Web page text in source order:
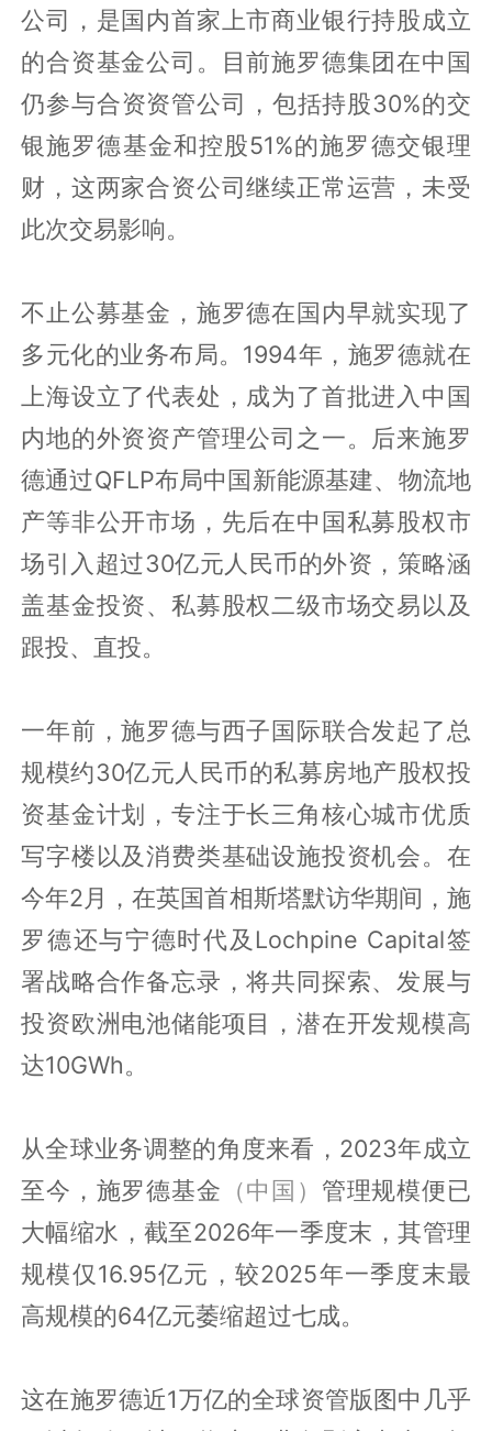
公司，是国内首家上市商业银行持股成立
的合资基金公司。目前施罗德集团在中国
仍参与合资资管公司，包括持股30%的交
银施罗德基金和控股51%的施罗德交银理
财，这两家合资公司继续正常运营，未受
此次交易影响。
不止公募基金，施罗德在国内早就实现了
多元化的业务布局。1994年，施罗德就在
上海设立了代表处，成为了首批进入中国
内地的外资资产管理公司之一。后来施罗
德通过QFLP布局中国新能源基建、物流地
产等非公开市场，先后在中国私募股权市
场引入超过30亿元人民币的外资，策略涵
盖基金投资、私募股权二级市场交易以及
跟投、直投。
一年前，施罗德与西子国际联合发起了总
规模约30亿元人民币的私募房地产股权投
资基金计划，专注于长三角核心城市优质
写字楼以及消费类基础设施投资机会。在
今年2月，在英国首相斯塔默访华期间，施
罗德还与宁德时代及Lochpine Capital签
署战略合作备忘录，将共同探索、发展与
投资欧洲电池储能项目，潜在开发规模高
达10GWh。
从全球业务调整的角度来看，2023年成立
至今，施罗德基金 （中国） 管理规模便已
大幅缩水，截至2026年一季度末，其管理
规模仅16.95亿元，较2025年一季度末最
高规模的64亿元萎缩超过七成。
这在施罗德近1万亿的全球资管版图中几乎